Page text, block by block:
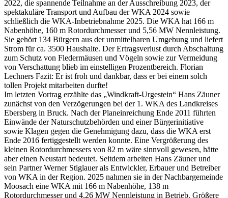
2022, die spannende Teilnahme an der Ausschreibung 2023, der
spektakuläre Transport und Aufbau der WKA 2024 sowie
schließlich die WKA-Inbetriebnahme 2025. Die WKA hat 166 m
Nabenhöhe, 160 m Rotordurchmesser und 5,56 MW Nennleistung.
Sie gehört 134 Bürgern aus der unmittelbaren Umgebung und liefert
Strom für ca. 3500 Haushalte. Der Ertragsverlust durch Abschaltung
zum Schutz von Fledermäusen und Vögeln sowie zur Vermeidung
von Verschattung blieb im einstelligen Prozentbereich. Florian
Lechners Fazit: Er ist froh und dankbar, dass er bei einem solch
tollen Projekt mitarbeiten durfte!
Im letzten Vortrag erzählte das „Windkraft-Urgestein“ Hans Zäuner
zunächst von den Verzögerungen bei der 1. WKA des Landkreises
Ebersberg in Bruck. Nach der Planeinreichung Ende 2011 führten
Einwände der Naturschutzbehörden und einer Bürgerinitiative
sowie Klagen gegen die Genehmigung dazu, dass die WKA erst
Ende 2016 fertiggestellt werden konnte. Eine Vergrößerung des
kleinen Rotordurchmessers von 82 m wäre sinnvoll gewesen, hätte
aber einen Neustart bedeutet. Seitdem arbeiten Hans Zäuner und
sein Partner Werner Stiglauer als Entwickler, Erbauer und Betreiber
von WKA in der Region. 2025 nahmen sie in der Nachbargemeinde
Moosach eine WKA mit 166 m Nabenhöhe, 138 m
Rotordurchmesser und 4,26 MW Nennleistung in Betrieb. Größere